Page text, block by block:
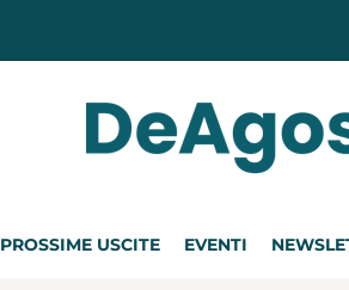
PROSSIME USCITE EVENTI